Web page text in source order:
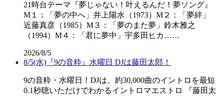
21時台テーマ『夢じゃない！叶えるんだ！夢ソング』
M１：「夢の中へ」井上陽水（1973）M２：「夢絆」
近藤真彦（1985）M３：「夢のまた夢」鈴木雅之
（1994）M４：「君に夢中」宇多田ヒカ……
2026/8/5
8/5(水)『9の音粋』水曜日 DJは藤田太郎！
9の音粋・水曜日！DJは、約30,000曲のイントロを最短
0.1秒聴いただけでわかるイントロマエストロ 『藤田太